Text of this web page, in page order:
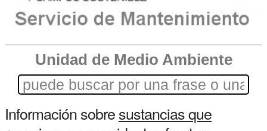
Unidad de Medio Ambiente
Información sobresustancias que